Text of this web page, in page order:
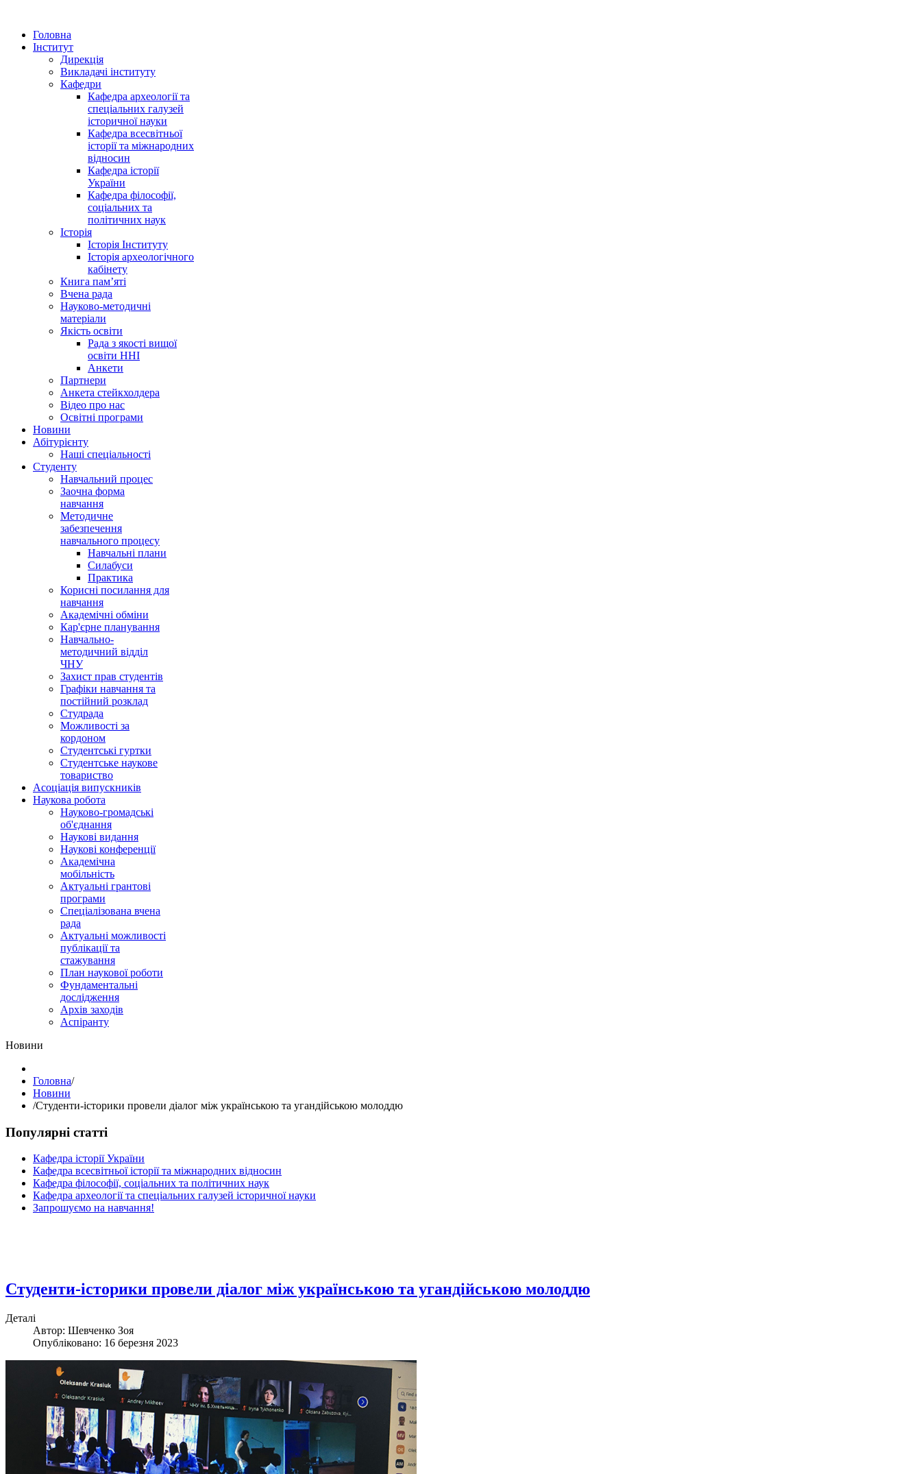
Головна
Інститут
Дирекція
Викладачі інституту
Кафедри
Кафедра археології та
спеціальних галузей
історичної науки
Кафедра всесвітньої
історії та міжнародних
відносин
Кафедра історії
України
Кафедра філософії,
соціальних та
політичних наук
Історія
Історія Інституту
Історія археологічного
кабінету
Книга памʼяті
Вчена рада
Науково-методичні
матеріали
Якість освіти
Рада з якості вищої
освіти ННІ
Анкети
Партнери
Анкета стейкхолдера
Відео про нас
Освітні програми
Hовини
Абітурієнту
Наші спеціальності
Студенту
Навчальний процес
Заочна форма
навчання
Методичне
забезпечення
навчального процесу
Навчальні плани
Силабуси
Практика
Корисні посилання для
навчання
Академічні обміни
Кар'єрне планування
Навчально-
методичний відділ
ЧНУ
Захист прав студентів
Графіки навчання та
постійний розклад
Студрада
Можливості за
кордоном
Студентські гуртки
Студентське наукове
товариство
Асоціація випускників
Наукова робота
Науково-громадські
об'єднання
Наукові видання
Наукові конференції
Академічна
мобільність
Актуальні грантові
програми
Спеціалізована вчена
рада
Актуальні можливості
публікації та
стажування
План наукової роботи
Фундаментальні
дослідження
Архів заходів
Аспіранту
Hовини
Головна/
Hовини
/Студенти-історики провели діалог між українською та угандійською молоддю
Популярні статті
Кафедра історії України
Кафедра всесвітньої історії та міжнародних відносин
Кафедра філософії, соціальних та політичних наук
Кафедра археології та спеціальних галузей історичної науки
Запрошуємо на навчання!
Студенти-історики провели діалог між українською та угандійською молоддю
Деталі
Автор: Шевченко Зоя
Опубліковано: 16 березня 2023